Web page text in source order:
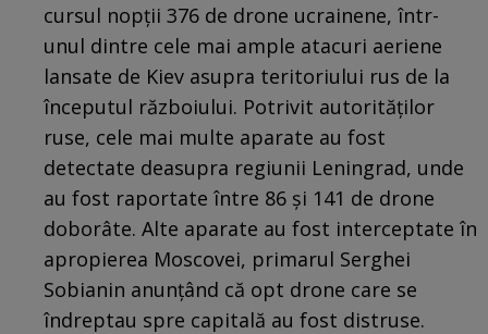
cursul nopții 376 de drone ucrainene, într-
unul dintre cele mai ample atacuri aeriene
lansate de Kiev asupra teritoriului rus de la
începutul războiului. Potrivit autorităților
ruse, cele mai multe aparate au fost
detectate deasupra regiunii Leningrad, unde
au fost raportate între 86 și 141 de drone
doborâte. Alte aparate au fost interceptate în
apropierea Moscovei, primarul Serghei
Sobianin anunțând că opt drone care se
îndreptau spre capitală au fost distruse.